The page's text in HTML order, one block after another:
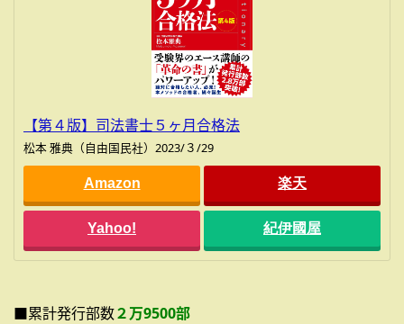
【第４版】司法書士５ヶ月合格法
松本 雅典（自由国民社）2023/３/29
Amazon 楽天
Yahoo! 紀伊國屋
■累計発行部数２万9500部